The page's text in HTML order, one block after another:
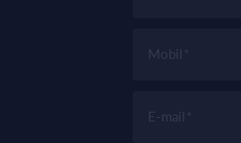
Mobil
E-mail